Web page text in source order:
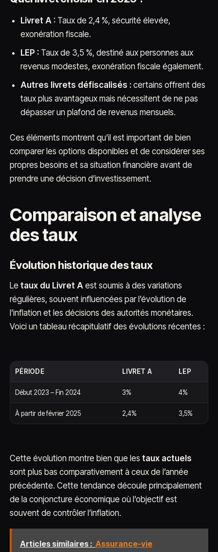
Livret A : Taux de 2,4 %, sécurité élevée,
exonération fiscale.
LEP : Taux de 3,5 %, destiné aux personnes aux
revenus modestes, exonération fiscale également.
Autres livrets défiscalisés : certains offrent des
taux plus avantageux mais nécessitent de ne pas
dépasser un plafond de revenus mensuels.
Ces éléments montrent qu’il est important de bien
comparer les options disponibles et de considérer ses
propres besoins et sa situation financière avant de
prendre une décision d’investissement.
Comparaison et analyse
des taux
Évolution historique des taux
Le taux du Livret A est soumis à des variations
régulières, souvent influencées par l’évolution de
l’inflation et les décisions des autorités monétaires.
Voici un tableau récapitulatif des évolutions récentes :
PÉRIODE LIVRET A LEP
Début 2023 – Fin 2024 3% 4%
À partir de février 2025 2,4% 3,5%
Cette évolution montre bien que les taux actuels
sont plus bas comparativement à ceux de l’année
précédente. Cette tendance découle principalement
de la conjoncture économique où l’objectif est
souvent de contrôler l’inflation.
Articles similaires : Assurance-vie